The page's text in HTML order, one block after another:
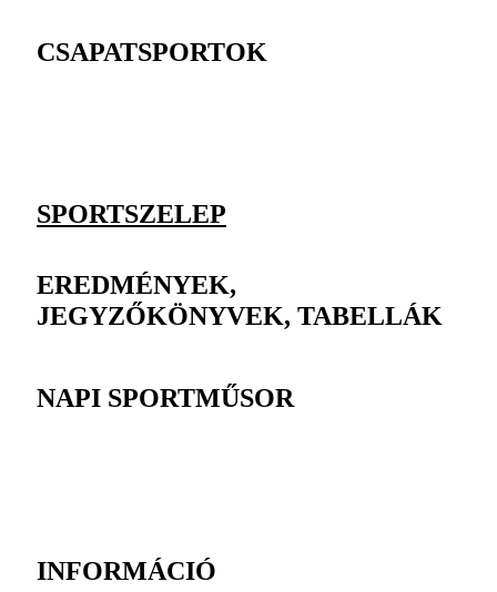
CSAPATSPORTOK
SPORTSZELEP
EREDMÉNYEK,
JEGYZŐKÖNYVEK, TABELLÁK
NAPI SPORTMŰSOR
INFORMÁCIÓ